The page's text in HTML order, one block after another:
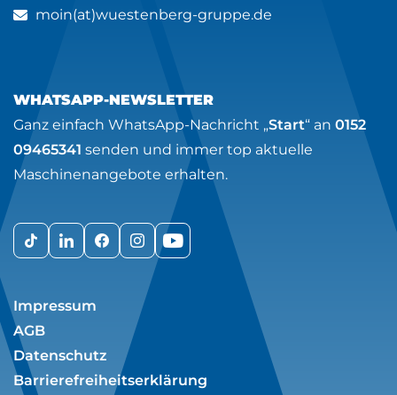
moin(at)wuestenberg-gruppe.de
WHATSAPP-NEWSLETTER
Ganz einfach WhatsApp-Nachricht „Start“ an 0152
09465341 senden und immer top aktuelle
Maschinenangebote erhalten.
Impressum
AGB
Datenschutz
Barrierefreiheitserklärung